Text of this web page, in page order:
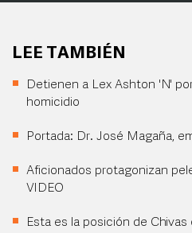
LEE TAMBIÉN
Detienen a Lex Ashton 'N'
homicidio
Portada: Dr. José Magaña,
Aficionados protagonizan
VIDEO
Esta es la posición de